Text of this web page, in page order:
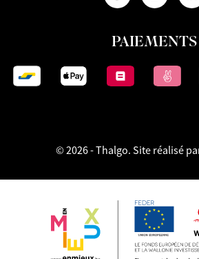
PAIEMENTS
© 2026 - Thalgo. Site réalisé